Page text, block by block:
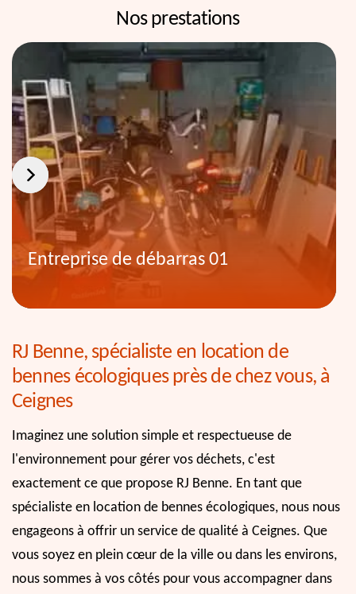
Nos prestations
Entreprise de débarras 01
RJ Benne, spécialiste en location de
bennes écologiques près de chez vous, à
Ceignes
Imaginez une solution simple et respectueuse de
l'environnement pour gérer vos déchets, c'est
exactement ce que propose RJ Benne. En tant que
spécialiste en location de bennes écologiques, nous nous
engageons à offrir un service de qualité à Ceignes. Que
vous soyez en plein cœur de la ville ou dans les environs,
nous sommes à vos côtés pour vous accompagner dans